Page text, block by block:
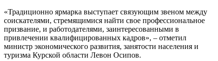
«Традиционно ярмарка выступает связующим звеном между
соискателями, стремящимися найти свое профессиональное
призвание, и работодателями, заинтересованными в
привлечении квалифицированных кадров», – отметил
министр экономического развития, занятости населения и
туризма Курской области Левон Осипов.